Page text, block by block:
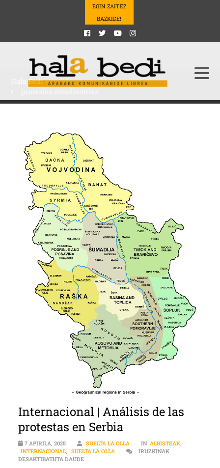
EGIN ZAITEZ
BAZKIDE!
Hala Bedi>
Internacional | Análisis de las
protestas en Serbia
7 APIRILA, 2025 SUELTA LA OLLA IN ALBISTEAK,
INTERNACIONAL, SUELTA LA OLLA
IRUZKINAK
DESAKTIBATUTA DAUDEINTERNACIONAL | ANÁLISIS DE LAS PROTESTAS